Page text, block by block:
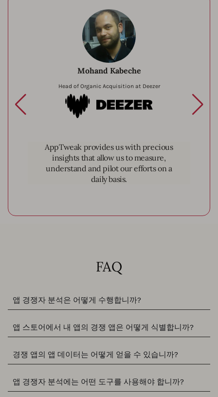
Mohand Kabeche
Head of Organic Acquisition at Deezer
Deezer
AppTweak provides us with precious
insights that allow us to measure,
understand and pilot our efforts on a
daily basis.
FAQ
앱 경쟁자 분석은 어떻게 수행합니까?
앱 스토어에서 내 앱의 경쟁 앱은 어떻게 식별합니까?
경쟁 앱의 앱 데이터는 어떻게 얻을 수 있습니까?
앱 경쟁자 분석에는 어떤 도구를 사용해야 합니까?